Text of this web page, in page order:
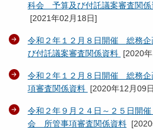
科会 予算及び付託議案審査関係
[2021年02月18日]
令和２年１２月８日開催 総務
び付託議案審査関係資料 [2020
令和２年１２月８日開催 総務
項審査関係資料 [2020年12月09日
令和２年９月２４日～２５日開
会 所管事項審査関係資料 [